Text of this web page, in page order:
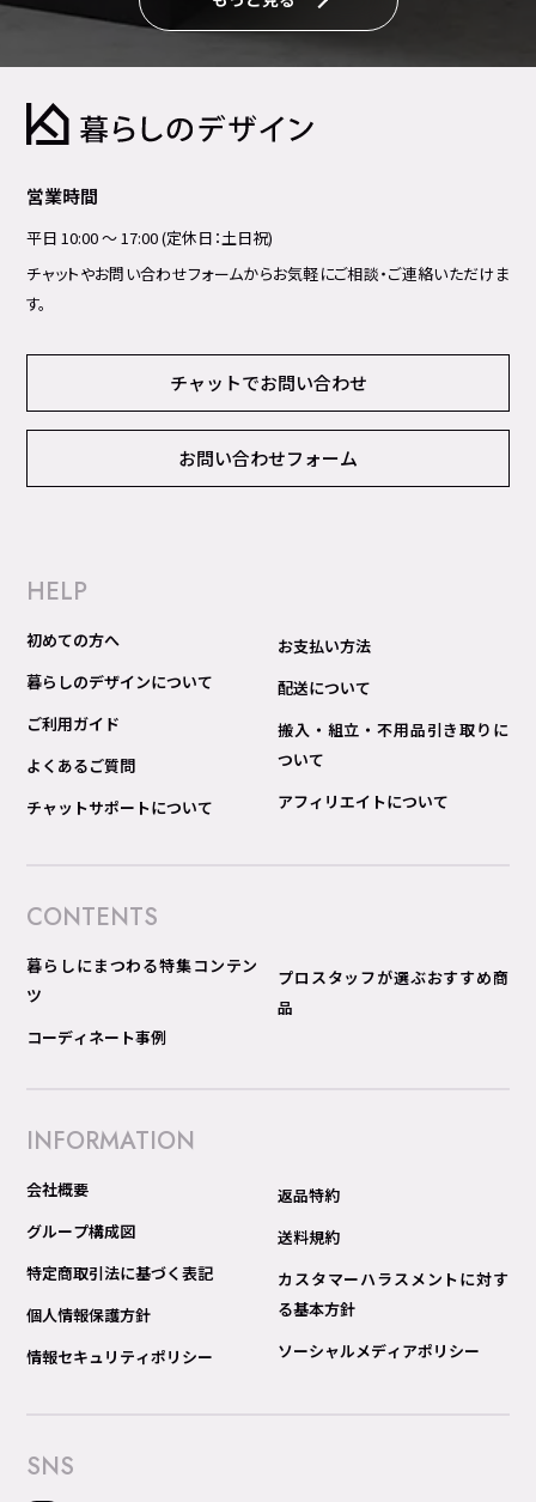
営業時間
平日 10:00 ～ 17:00 (定休日：土日祝)
チャットやお問い合わせフォームからお気軽にご相談・ご連絡いただけま
す。
チャットでお問い合わせ
お問い合わせフォーム
HELP
初めての方へ
暮らしのデザインについて
ご利用ガイド
よくあるご質問
チャットサポートについて
お支払い方法
配送について
搬入・組立・不用品引き取りに
ついて
アフィリエイトについて
CONTENTS
暮らしにまつわる特集コンテン
ツ
コーディネート事例
プロスタッフが選ぶおすすめ商
品
INFORMATION
会社概要
グループ構成図
特定商取引法に基づく表記
個人情報保護方針
情報セキュリティポリシー
返品特約
送料規約
カスタマーハラスメントに対す
る基本方針
ソーシャルメディアポリシー
SNS